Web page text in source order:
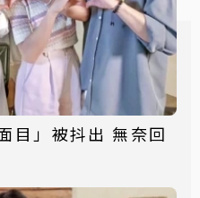
目」被抖出 無奈回